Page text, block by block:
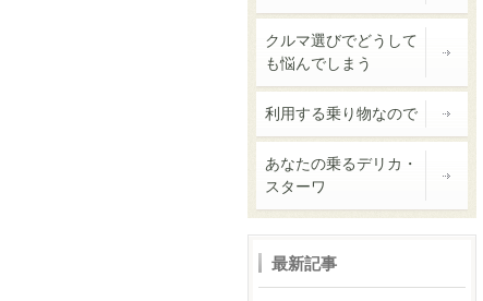
クルマ選びでどうして
も悩んでしまう
利用する乗り物なので
あなたの乗るデリカ・
スターワ
最新記事